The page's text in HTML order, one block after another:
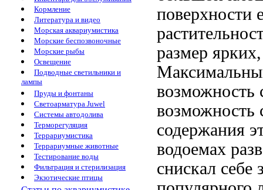
Кормление
Литература и видео
Морская аквариумистика
Морские беспозвоночные
Морские рыбы
Освещение
Подводные светильники и
лампы
Пруды и фонтаны
Светоарматура Juwel
Системы автодолива
Терморегуляция
Террариумистика
Террариумные животные
Тестирование воды
Фильтрация и стерилизация
Экзотические птицы
поверхности
размер
возможность
возможность
содержания
водоемах
снискал себе